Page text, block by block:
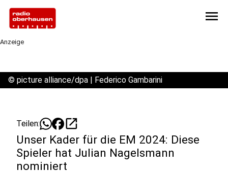
menu
Anzeige
© picture alliance/dpa | Federico Gambarini
Teilen: open_in_new
Unser Kader für die EM 2024: Diese
Spieler hat Julian Nagelsmann
nominiert